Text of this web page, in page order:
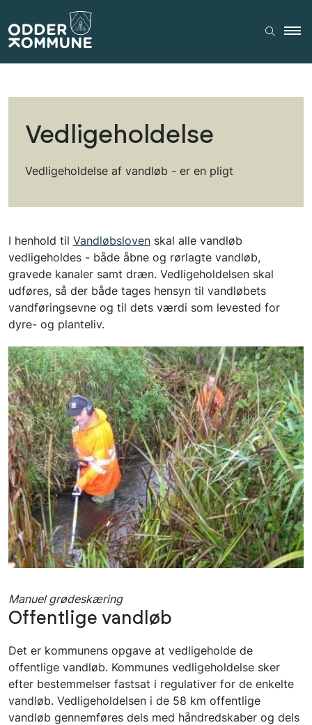
Vedligeholdelse
Vedligeholdelse af vandløb - er en pligt
I henhold til Vandløbsloven skal alle vandløb
vedligeholdes - både åbne og rørlagte vandløb,
gravede kanaler samt dræn. Vedligeholdelsen skal
udføres, så der både tages hensyn til vandløbets
vandføringsevne og til dets værdi som levested for
dyre- og planteliv.
Manuel grødeskæring
Offentlige vandløb
Det er kommunens opgave at vedligeholde de
offentlige vandløb. Kommunes vedligeholdelse sker
efter bestemmelser fastsat i regulativer for de enkelte
vandløb. Vedligeholdelsen i de 58 km offentlige
vandløb gennemføres dels med håndredskaber og dels